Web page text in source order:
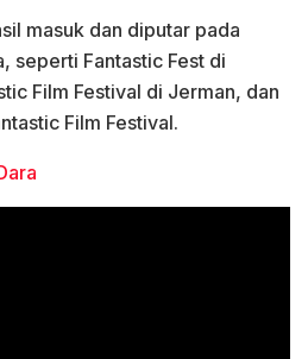
masuk dan diputar pada
seperti Fantastic Fest di
Film Festival di Jerman, dan
Film Festival.